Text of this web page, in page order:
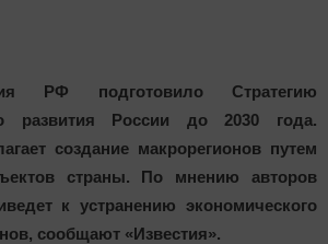
РФ подготовило Стратегию
развития России до 2030 года.
создание макрорегионов путем
страны. По мнению авторов
к устранению экономического
сообщают «Известия».